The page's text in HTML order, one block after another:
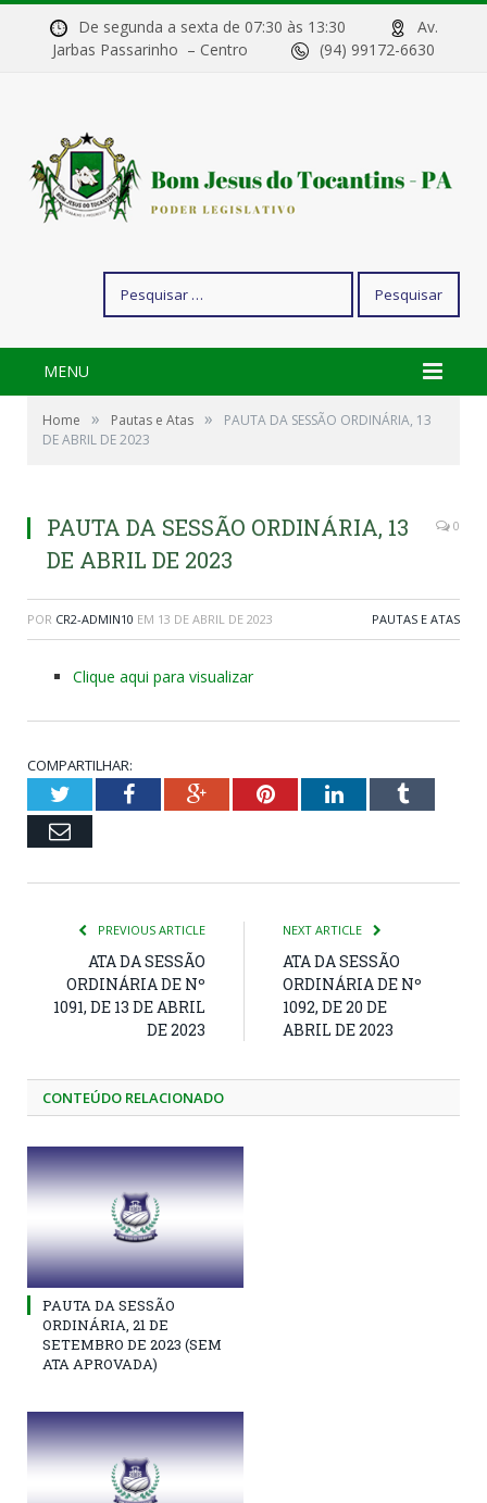
De segunda a sexta de 07:30 às 13:30
Av.
Jarbas Passarinho – Centro
(94) 99172-6630
por:
MENU
Home » Pautas e Atas »
PAUTA DA SESSÃO ORDINÁRIA, 13
DE ABRIL DE 2023
PAUTA DA SESSÃO ORDINÁRIA, 13
DE ABRIL DE 2023
0
POR CR2-ADMIN10 EM 13 DE ABRIL DE 2023 PAUTAS E ATAS
Clique aqui para visualizar
COMPARTILHAR:
TwitterFacebookGoogle+PinterestLinkedInTumblr
Email
PREVIOUS ARTICLE
ATA DA SESSÃO
ORDINÁRIA DE Nº
1091, DE 13 DE ABRIL
DE 2023
NEXT ARTICLE
ATA DA SESSÃO
ORDINÁRIA DE Nº
1092, DE 20 DE
ABRIL DE 2023
CONTEÚDO RELACIONADO
PAUTA DA SESSÃO
ORDINÁRIA, 21 DE
SETEMBRO DE 2023 (SEM
ATA APROVADA)